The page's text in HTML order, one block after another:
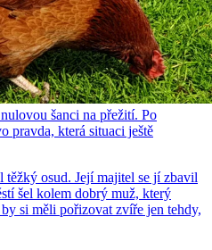
šanci na přežití. Po
pravda, která situaci ještě
těžký osud. Její majitel se jí zbavil
šel kolem dobrý muž, který
si měli pořizovat zvíře jen tehdy,